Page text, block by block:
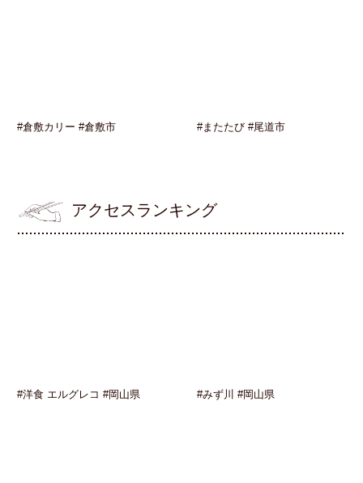
#倉敷カリー #倉敷市 #またたび #尾道市
アクセスランキング
#洋食 エルグレコ #岡山県 #みず川 #岡山県